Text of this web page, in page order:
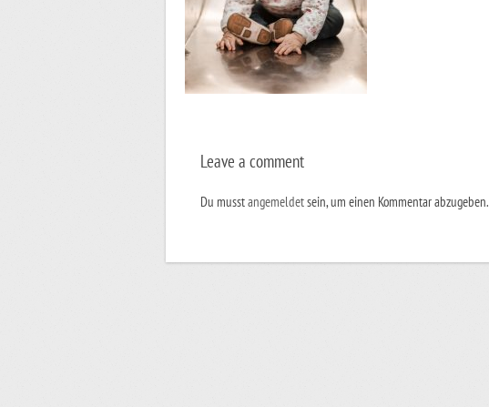
Leave a comment
Du musstangemeldetsein, um einen Kommentar abzugeben.